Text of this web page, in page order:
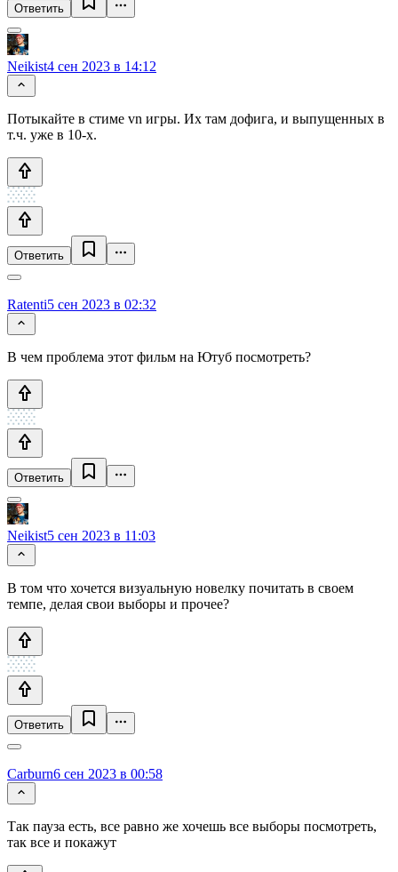
Ответить
Neikist4 сен 2023 в 14:12
Потыкайте в стиме vn игры. Их там дофига, и выпущенных в
т.ч. уже в 10-х.
Ответить
Ratenti5 сен 2023 в 02:32
В чем проблема этот фильм на Ютуб посмотреть?
Ответить
Neikist5 сен 2023 в 11:03
В том что хочется визуальную новелку почитать в своем
темпе, делая свои выборы и прочее?
Ответить
Carburn6 сен 2023 в 00:58
Так пауза есть, все равно же хочешь все выборы посмотреть,
так все и покажут